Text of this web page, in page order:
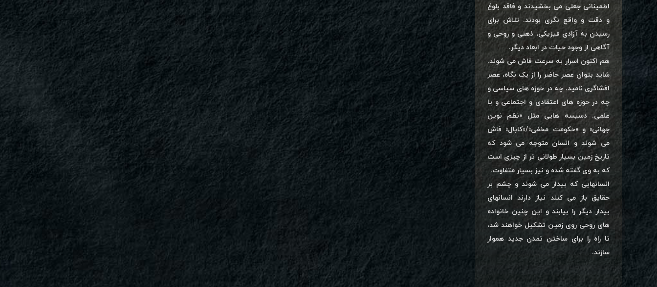
اطمینانی جعلی می بخشیدند و فاقد بلوغ
و دقت و واقع نگری بودند. تلاش برای
رسیدن به آزادی فیزیکی، ذهنی و روحی و
آگاهی از وجود حیات در ابعاد دیگر.
هم اکنون اسرار به سرعت فاش می شوند.
شاید بتوان عصر حاضر را از یک نگاه، عصر
افشاگری نامید. چه در حوزه های سیاسی و
چه در حوزه های اعتقادی و اجتماعی و یا
علمی. دسیسه هایی مثل «نظم نوین
جهانی» و «حکومت مخفی»/«کابال» فاش
می شوند و انسان متوجه می شود که
تاریخ زمین بسیار طولانی تر از چیزی است
که به وی گفته شده و نیز بسیار متفاوت.
انسانهایی که بیدار می شوند و چشم بر
حقایق باز می کنند نیاز دارند انسانهای
بیدار دیگر را بیابند و این چنین خانواده
های روحی روی زمین تشکیل خواهند شد،
تا راه را برای ساختن تمدن جدید هموار
سازند.